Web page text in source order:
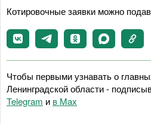
Котировочные заявки можно
Чтобы первыми узнавать о
Ленинградской области -
Telegram и в Maх